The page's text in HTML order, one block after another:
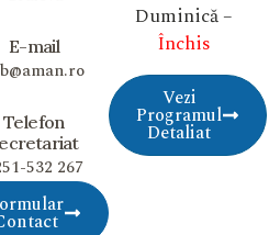
Duminică –
Închis
Vezi
Programul
Detaliat
E-mail
Telefon
532 267